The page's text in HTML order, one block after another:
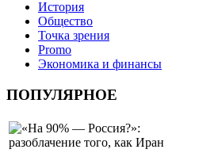
История
Общество
Точка зрения
Promo
Экономика и финансы
ПОПУЛЯРНОЕ